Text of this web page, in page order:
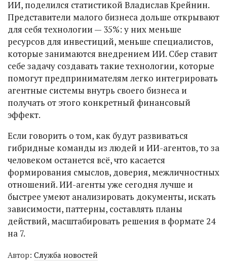
ИИ, поделился статистикой Владислав Крейнин.
Представители малого бизнеса дольше открывают
для себя технологии — 35%: у них меньше
ресурсов для инвестиций, меньше специалистов,
которые занимаются внедрением ИИ. Сбер ставит
себе задачу создавать такие технологии, которые
помогут предпринимателям легко интегрировать
агентные системы внутрь своего бизнеса и
получать от этого конкретный финансовый
эффект.
Если говорить о том, как будут развиваться
гибридные команды из людей и ИИ-агентов, то за
человеком останется всё, что касается
формирования смыслов, доверия, межличностных
отношений. ИИ-агенты уже сегодня лучше и
быстрее умеют анализировать документы, искать
зависимости, паттерны, составлять планы
действий, масштабировать решения в формате 24
на 7.
Автор: Служба новостей